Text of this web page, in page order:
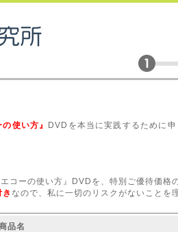
使い方』
DVDを本当に実践するために
コーの使い方』DVDを、特別ご優待価格
なので、私に一切のリスクがないことを
品名